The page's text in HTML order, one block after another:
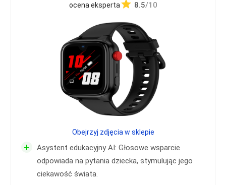
ocena eksperta 8.5/10
+
Asystent edukacyjny AI: Głosowe wsparcie
odpowiada na pytania dziecka, stymulując jego
ciekawość świata.
Obejrzyj zdjęcia w sklepie